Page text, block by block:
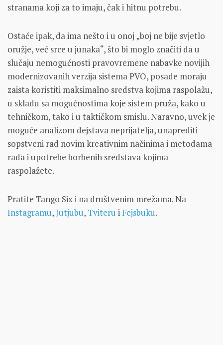
stranama koji za to imaju, čak i hitnu potrebu.
Ostaće ipak, da ima nešto i u onoj „boj ne bije svjetlo
oružje, već srce u junaka“, što bi moglo značiti da u
slučaju nemogućnosti pravovremene nabavke novijih
modernizovanih verzija sistema PVO, posade moraju
zaista koristiti maksimalno sredstva kojima raspolažu,
u skladu sa mogućnostima koje sistem pruža, kako u
tehničkom, tako i u taktičkom smislu. Naravno, uvek je
moguće analizom dejstava neprijatelja, unaprediti
sopstveni rad novim kreativnim načinima i metodama
rada i upotrebe borbenih sredstava kojima
raspolažete.
Pratite Tango Six i na društvenim mrežama. Na
Instagramu,Jutjubu, Tviteru iFejsbuku.